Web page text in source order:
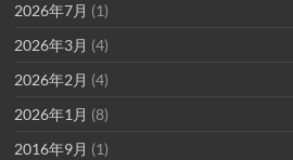
2026年7月 (1)
2026年3月 (4)
2026年2月 (4)
2026年1月 (8)
2016年9月 (1)